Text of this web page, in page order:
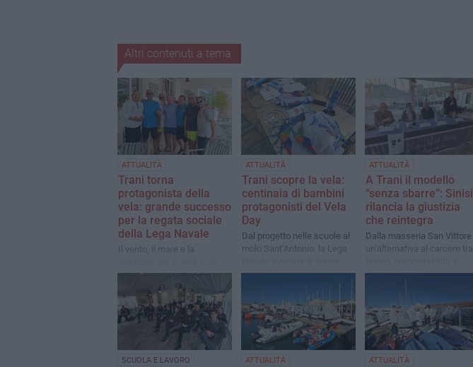
Altri contenuti a tema
ATTUALITÀ
Trani torna
protagonista della
vela: grande successo
per la regata sociale
della Lega Navale
Il vento, il mare e la
tornati protagonisti nello
splendido scenario della
costa tranese
ATTUALITÀ
Trani scopre la vela:
centinaia di bambini
protagonisti del Vela
Day
Dal progetto nelle scuole al
molo Sant’Antonio, la Lega
generazioni al mare e
annuncia i corsi estivi.
ATTUALITÀ
A Trani il modello
“senza sbarre”: Sinisi
rilancia la giustizia
che reintegra
Dalla masseria San Vittore
un’alternativa al carcere tra
comunità
SCUOLA E LAVORO ATTUALITÀ ATTUALITÀ